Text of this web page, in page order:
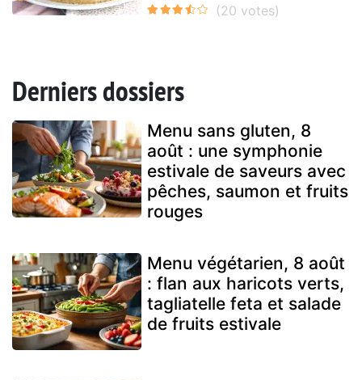
Derniers dossiers
Menu sans gluten, 8
août : une symphonie
estivale de saveurs avec
pêches, saumon et fruits
rouges
Menu végétarien, 8 août
: flan aux haricots verts,
tagliatelle feta et salade
de fruits estivale